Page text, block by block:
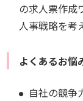
の求人票作成
人事戦略を考
よくあるお悩
自社の競争